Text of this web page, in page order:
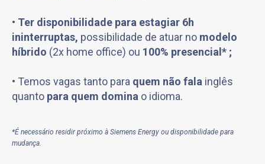
• Ter disponibilidade para estagiar 6h
ininterruptas, possibilidade de atuar no modelo
híbrido (2x home office) ou 100% presencial* ;
• Temos vagas tanto para quem não fala inglês
quanto para quem domina o idioma.
*É necessário residir próximo à Siemens Energy ou disponibilidade para
mudança.